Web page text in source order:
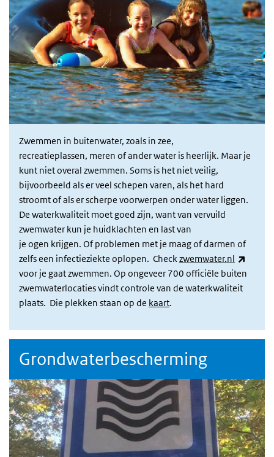
Zwemmen in buitenwater, zoals in zee,
recreatieplassen, meren of ander water is heerlijk. Maar je
kunt niet overal zwemmen. Soms is het niet veilig,
bijvoorbeeld als er veel schepen varen, als het hard
stroomt of als er scherpe voorwerpen onder water liggen.
De waterkwaliteit moet goed zijn, want van vervuild
zwemwater kun je huidklachten en last van
je ogen krijgen. Of problemen met je maag of darmen of
zelfs een infectieziekte oplopen. Checkzwemwater.nl
voor je gaat zwemmen. Op ongeveer 700 officiële buiten
zwemwaterlocaties vindt controle van de waterkwaliteit
plaats. Die plekken staan op de kaart.
Grondwaterbescherming